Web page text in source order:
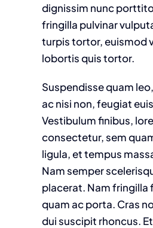
dignissim nunc
fringilla pulvinar
turpis tortor, euismod
lobortis quis tortor.
Suspendisse quam
ac nisi non, feugiat
Vestibulum finibus,
consectetur, sem
ligula, et tempus
Nam semper
placerat. Nam fringilla
quam ac porta. Cras
dui suscipit rhoncus.